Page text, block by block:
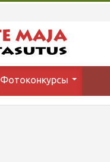
Фотоконкурсы